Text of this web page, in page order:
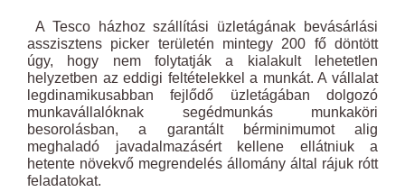
A Tesco házhoz szállítási üzletágának bevásárlási
asszisztens picker területén mintegy 200 fő döntött
úgy, hogy nem folytatják a kialakult lehetetlen
helyzetben az eddigi feltételekkel a munkát. A vállalat
legdinamikusabban fejlődő üzletágában dolgozó
munkavállalóknak segédmunkás munkaköri
besorolásban, a garantált bérminimumot alig
meghaladó javadalmazásért kellene ellátniuk a
hetente növekvő megrendelés állomány által rájuk rótt
feladatokat.